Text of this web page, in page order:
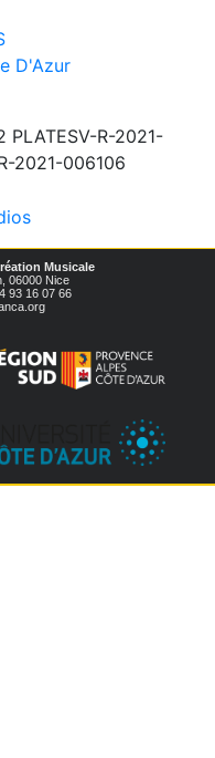
D'Azur
PLATESV-R-2021-
2021-006106
Musicale
06000 Nice
93 16 07 66